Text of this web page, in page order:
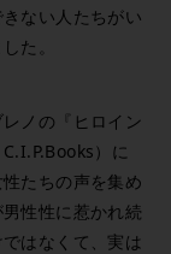
ない人たちがい
た。
ノの『ヒロイン
）に
たちの声を集め
性性に惹かれ続
はなくて、実は